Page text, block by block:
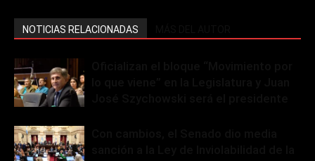
NOTICIAS RELACIONADAS